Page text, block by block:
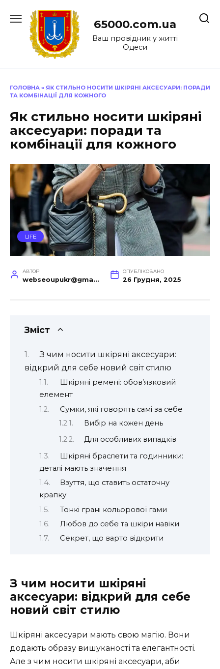
до
65000.com.ua
Ваш провідник у житті
Одеси
ГОЛОВНА » ЯК СТИЛЬНО НОСИТИ ШКІРЯНІ АКСЕСУАРИ: ПОРАДИ
ТА КОМБІНАЦІЇ ДЛЯ КОЖНОГО
Як стильно носити шкіряні
аксесуари: поради та
комбінації для кожного
LIFE
АВТОР
webseoupukr@gmail.com
ОПУБЛІКОВАНО
26 Грудня, 2025
Зміст
З чим носити шкіряні аксесуари:
відкрий для себе новий світ стилю
Шкіряні ремені: обов’язковий
елемент
Сумки, які говорять самі за себе
Вибір на кожен день
Для особливих випадків
Шкіряні браслети та годинники:
деталі мають значення
Взуття, що ставить остаточну
крапку
Тонкі грані кольорової гами
Любов до себе та шкіри навіки
Секрет, що варто відкрити
З чим носити шкіряні
аксесуари: відкрий для себе
новий світ стилю
Шкіряні аксесуари мають свою магію. Вони
додають образу вишуканості та елегантності.
Але з чим носити шкіряні аксесуари, аби